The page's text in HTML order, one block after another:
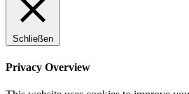
Schließen
Privacy Overview